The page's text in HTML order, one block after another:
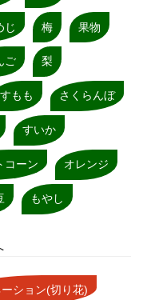
じ 梅 果物
ご 梨
すもも さくらんぼ
すいか
コーン オレンジ
もやし
ション(切り花)